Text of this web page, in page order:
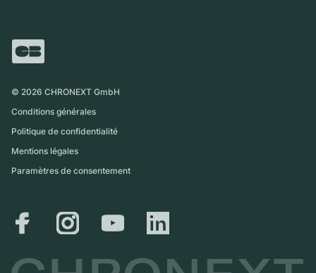
International
Magazine
Retrait sur place
© 2026 CHRONEXT GmbH
Conditions générales
Politique de confidentialité
Mentions légales
Paramètres de consentement